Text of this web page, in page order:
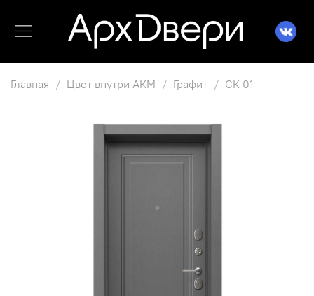
Главная Цвет внутри АКМ Графит СК 01